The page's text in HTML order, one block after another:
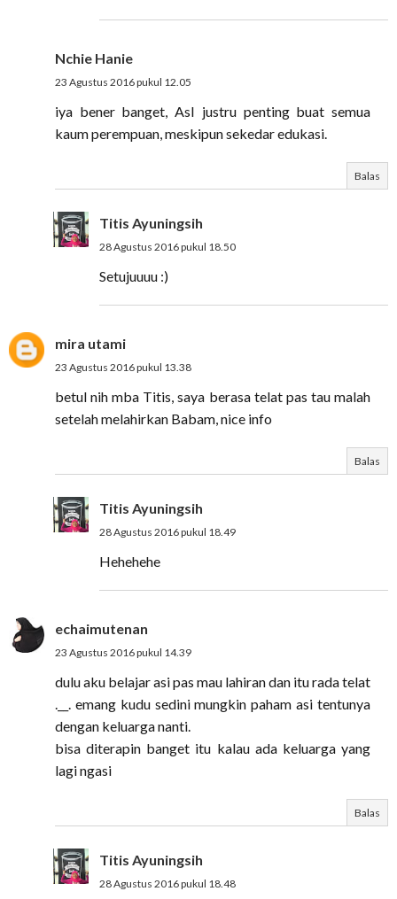
Nchie Hanie
23 Agustus 2016 pukul 12.05
iya bener banget, AsI justru penting buat semua
kaum perempuan, meskipun sekedar edukasi.
Balas
Titis Ayuningsih
28 Agustus 2016 pukul 18.50
Setujuuuu :)
mira utami
23 Agustus 2016 pukul 13.38
betul nih mba Titis, saya berasa telat pas tau malah
setelah melahirkan Babam, nice info
Balas
Titis Ayuningsih
28 Agustus 2016 pukul 18.49
Hehehehe
echaimutenan
23 Agustus 2016 pukul 14.39
dulu aku belajar asi pas mau lahiran dan itu rada telat
.__. emang kudu sedini mungkin paham asi tentunya
dengan keluarga nanti.
bisa diterapin banget itu kalau ada keluarga yang
lagi ngasi
Balas
Titis Ayuningsih
28 Agustus 2016 pukul 18.48